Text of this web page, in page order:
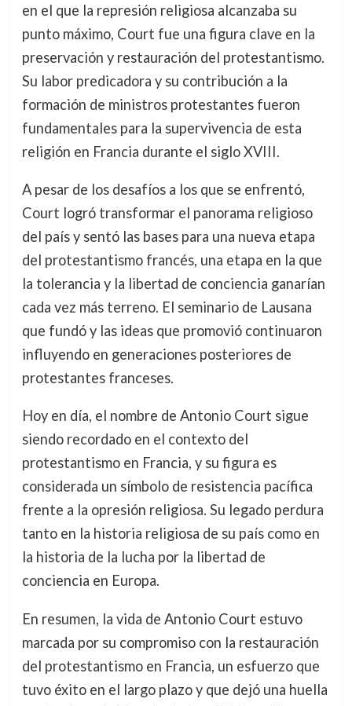
en el que la represión religiosa alcanzaba su
punto máximo, Court fue una figura clave en la
preservación y restauración del protestantismo.
Su labor predicadora y su contribución a la
formación de ministros protestantes fueron
fundamentales para la supervivencia de esta
religión en Francia durante el siglo XVIII.
A pesar de los desafíos a los que se enfrentó,
Court logró transformar el panorama religioso
del país y sentó las bases para una nueva etapa
del protestantismo francés, una etapa en la que
la tolerancia y la libertad de conciencia ganarían
cada vez más terreno. El seminario de Lausana
que fundó y las ideas que promovió continuaron
influyendo en generaciones posteriores de
protestantes franceses.
Hoy en día, el nombre de Antonio Court sigue
siendo recordado en el contexto del
protestantismo en Francia, y su figura es
considerada un símbolo de resistencia pacífica
frente a la opresión religiosa. Su legado perdura
tanto en la historia religiosa de su país como en
la historia de la lucha por la libertad de
conciencia en Europa.
En resumen, la vida de Antonio Court estuvo
marcada por su compromiso con la restauración
del protestantismo en Francia, un esfuerzo que
tuvo éxito en el largo plazo y que dejó una huella